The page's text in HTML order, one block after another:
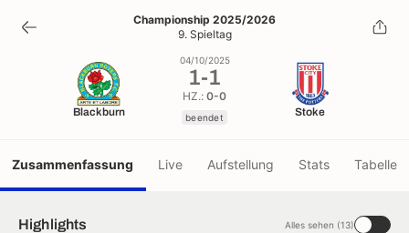
1-1
beendet
Championship 2025/2026
9. Spieltag
Blackburn
04/10/2025
1-1
HZ.: 0-0
beendet Stoke
Zusammenfassung Live Aufstellung Stats Tabelle
Highlights Alles sehen (13)